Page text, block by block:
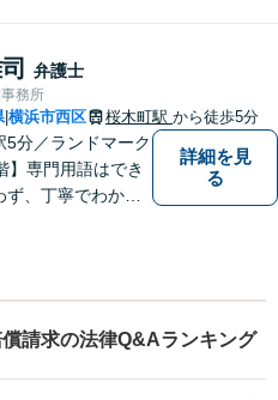
弁護士
務所
|横浜市西区 桜木町駅 から徒歩5分
5分／ランドマーク
】専門用語はでき
、丁寧でわかり
応いたします。
45分無料】【完全
】
詳細を見
る
請求の法律Q&Aランキング